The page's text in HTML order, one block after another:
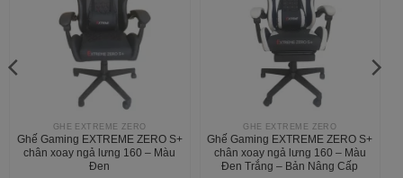
GHẾ EXTREME ZERO
Ghế Gaming EXTREME ZERO S+
chân xoay ngả lưng 160 – Màu
Đen
GHẾ EXTREME ZERO
Ghế Gaming EXTREME ZERO S+
chân xoay ngả lưng 160 – Màu
Đen Trắng – Bản Nâng Cấp